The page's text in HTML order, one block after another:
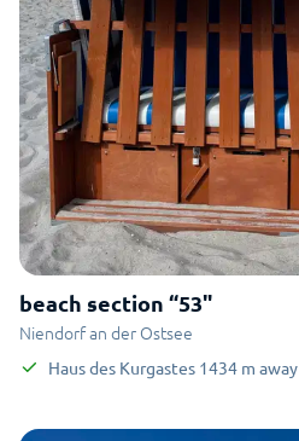
beach section “53"
Niendorf an der Ostsee
Haus des Kurgastes 1434 m away